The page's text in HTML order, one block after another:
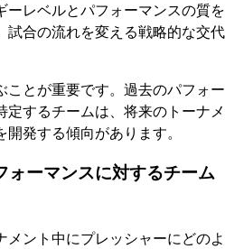
ーレベルとパフォーマンスの質を
試合の流れを変える戦略的な交代
ことが重要です。過去のパフォー
定するチームは、将来のトーナメ
発する傾向があります。
ォーマンスに対するチーム
ント中にプレッシャーにどのよ